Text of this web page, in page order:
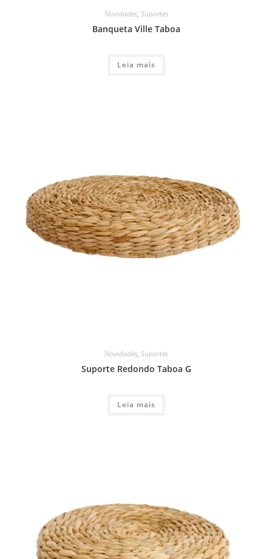
Novidades, Suportes
Banqueta Ville Taboa
Leia mais
Novidades, Suportes
Suporte Redondo Taboa G
Leia mais